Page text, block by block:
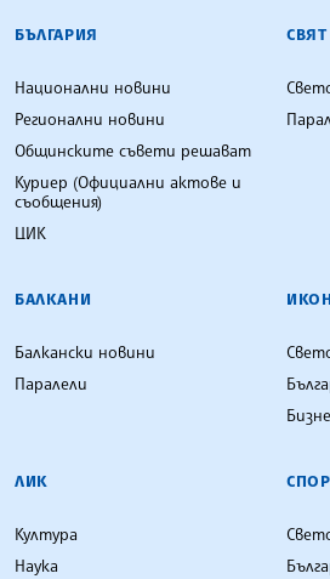
БЪЛГАРСКА
БЪЛГАРИЯ
Национални новини
Регионални новини
Общинските съвети решават
Куриер (Официални актове и
съобщения)
ЦИК
СВЯТ
БАЛКАНИ
Балкански новини
Паралели
ЛИК
Култура
Наука